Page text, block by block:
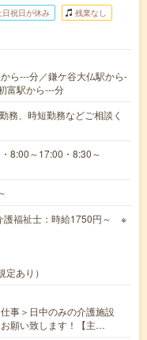
日祝日が休み 残業なし
ら---分／鎌ケ谷大仏駅から-
富駅から---分
務、時短勤務などご相談く
8:00～17:00・8:30～
福祉士：時給1750円～ ※
あり）
事＞日中のみの介護施設
願い致します！【主…